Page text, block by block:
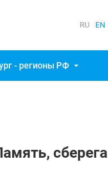
RU EN
- регионы РФ